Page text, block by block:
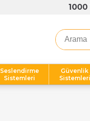
1000
Seslendirme
Sistemleri
Güvenlik
Sistemleri